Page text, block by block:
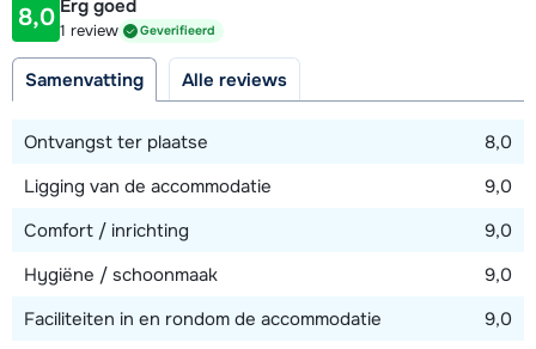
Afstand tot piste
1000 meter
8,0 Erg goed
1 review Geverifieerd
Samenvatting Alle reviews
Ontvangst ter plaatse
8,0
Ligging van de accommodatie
9,0
Comfort / inrichting
9,0
Hygiëne / schoonmaak
9,0
Faciliteiten in en rondom de accommodatie
9,0